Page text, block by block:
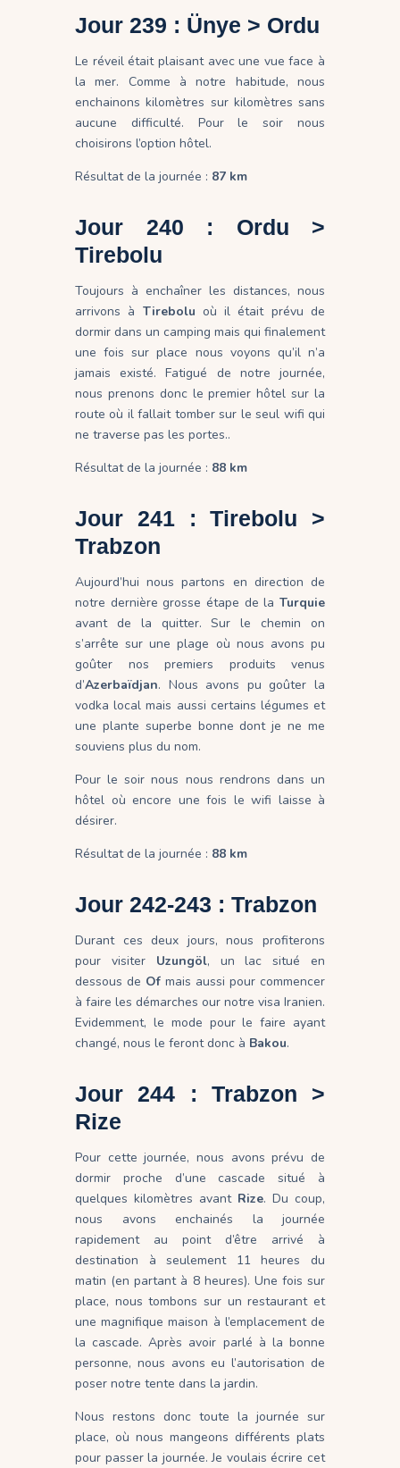
Jour 239 : Ünye > Ordu
Le réveil était plaisant avec une vue face à
la mer. Comme à notre habitude, nous
enchainons kilomètres sur kilomètres sans
aucune difficulté. Pour le soir nous
choisirons l’option hôtel.
Résultat de la journée : 87 km
Jour 240 : Ordu >
Tirebolu
Toujours à enchaîner les distances, nous
arrivons à Tirebolu où il était prévu de
dormir dans un camping mais qui finalement
une fois sur place nous voyons qu’il n’a
jamais existé. Fatigué de notre journée,
nous prenons donc le premier hôtel sur la
route où il fallait tomber sur le seul wifi qui
ne traverse pas les portes..
Résultat de la journée : 88 km
Jour 241 : Tirebolu >
Trabzon
Aujourd’hui nous partons en direction de
notre dernière grosse étape de la Turquie
avant de la quitter. Sur le chemin on
s’arrête sur une plage où nous avons pu
goûter nos premiers produits venus
d’Azerbaïdjan. Nous avons pu goûter la
vodka local mais aussi certains légumes et
une plante superbe bonne dont je ne me
souviens plus du nom.
Pour le soir nous nous rendrons dans un
hôtel où encore une fois le wifi laisse à
désirer.
Résultat de la journée : 88 km
Jour 242-243 : Trabzon
Durant ces deux jours, nous profiterons
pour visiter Uzungöl, un lac situé en
dessous de Of mais aussi pour commencer
à faire les démarches our notre visa Iranien.
Evidemment, le mode pour le faire ayant
changé, nous le feront donc à Bakou.
Jour 244 : Trabzon >
Rize
Pour cette journée, nous avons prévu de
dormir proche d’une cascade situé à
quelques kilomètres avant Rize. Du coup,
nous avons enchainés la journée
rapidement au point d’être arrivé à
destination à seulement 11 heures du
matin (en partant à 8 heures). Une fois sur
place, nous tombons sur un restaurant et
une magnifique maison à l’emplacement de
la cascade. Après avoir parlé à la bonne
personne, nous avons eu l’autorisation de
poser notre tente dans la jardin.
Nous restons donc toute la journée sur
place, où nous mangeons différents plats
pour passer la journée. Je voulais écrire cet